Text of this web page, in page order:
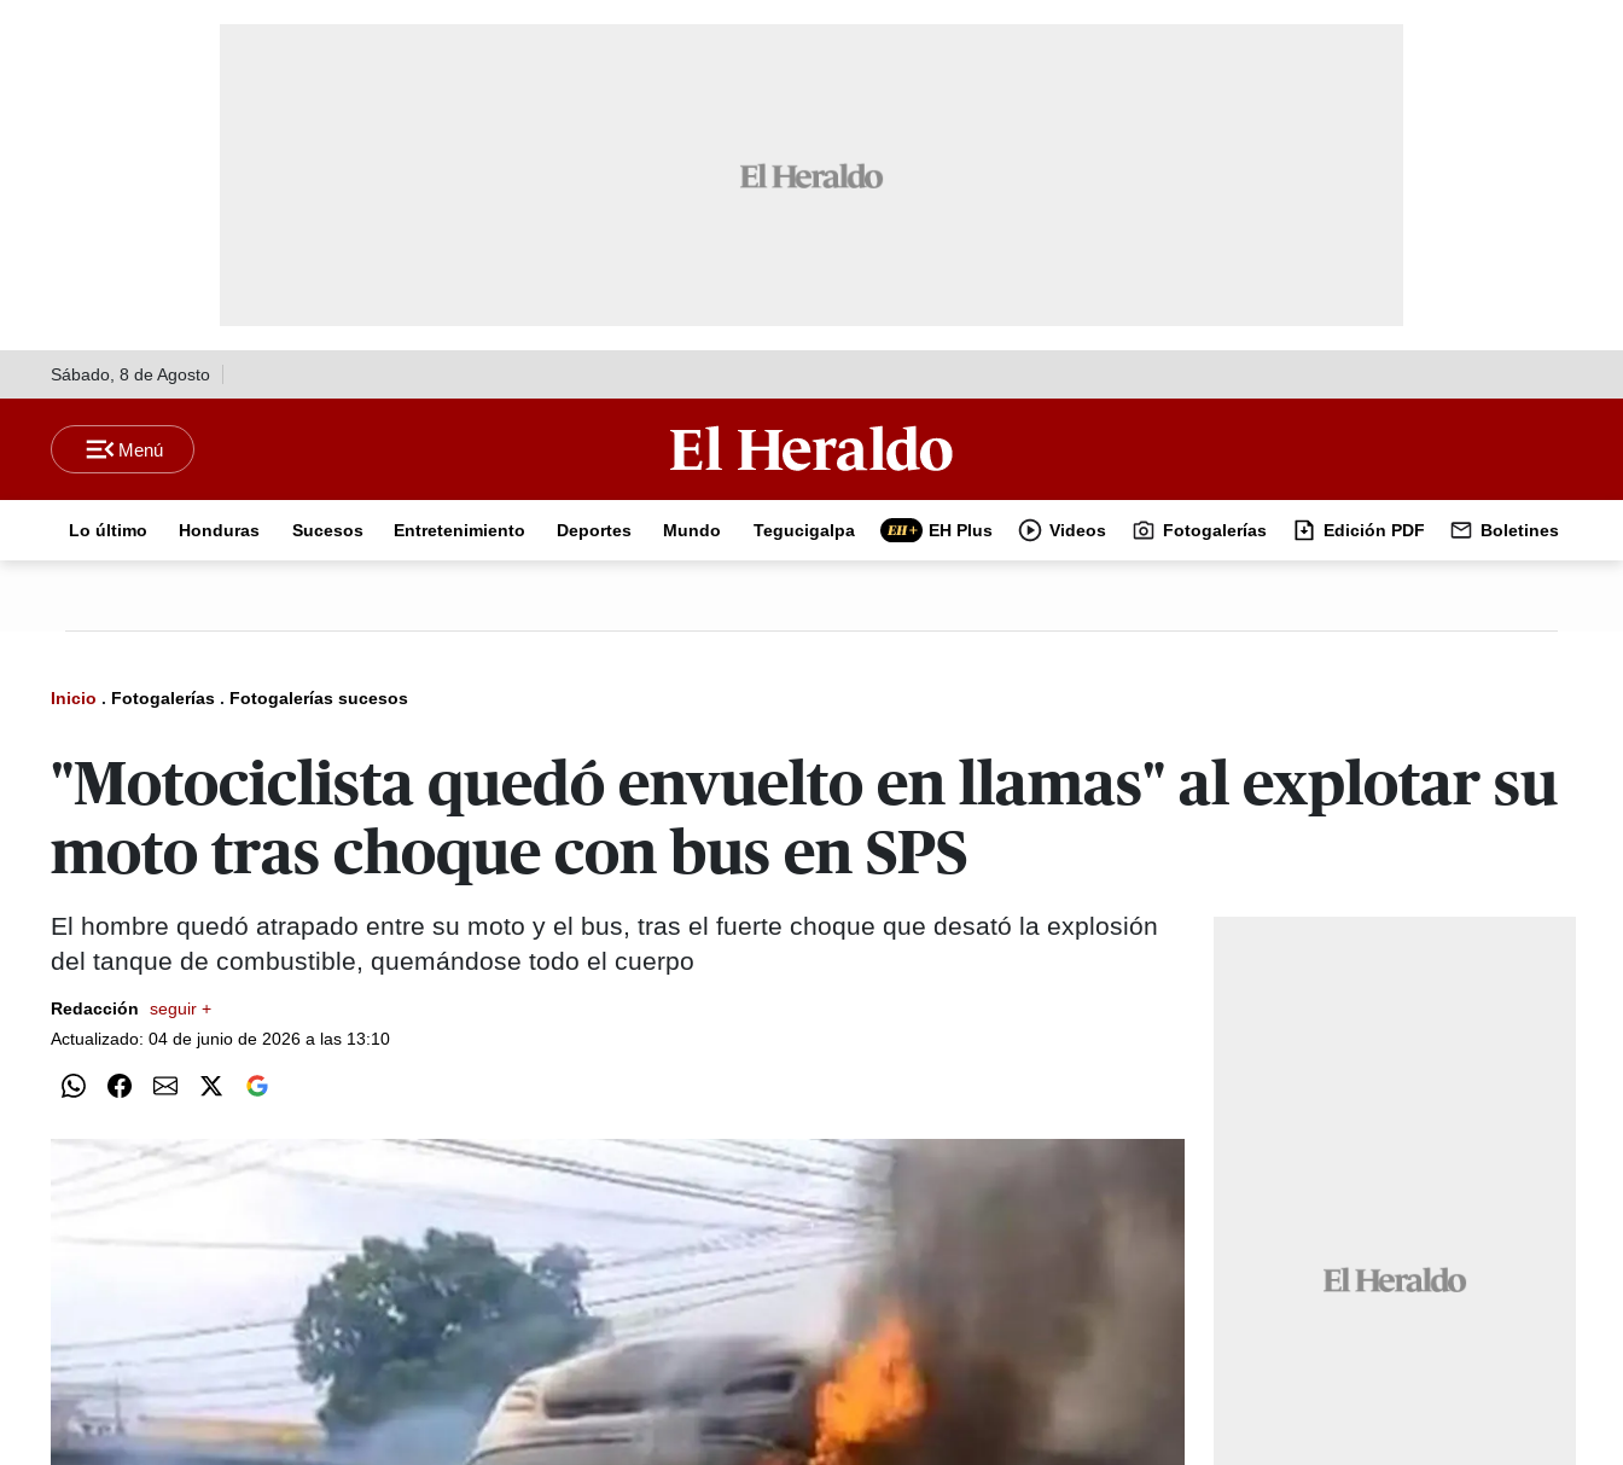
Sábado, 8 de Agosto
Lo último Honduras Sucesos Entretenimiento Deportes Mundo Tegucigalpa EH Plus Videos Fotogalerías Edición PDF Boletines
Inicio . Fotogalerías . Fotogalerías sucesos
"Motociclista quedó envuelto en llamas" al explotar su
moto tras choque con bus en SPS
El hombre quedó atrapado entre su moto y el bus, tras el fuerte choque que desató la explosión
del tanque de combustible, quemándose todo el cuerpo
Redacción
seguir +
Actualizado: 04 de junio de 2026 a las 13:10